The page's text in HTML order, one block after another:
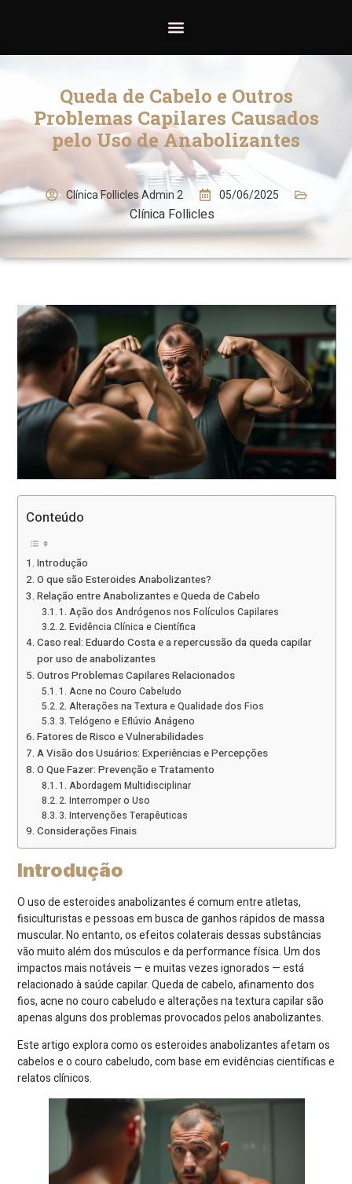
Queda de Cabelo e Outros
Problemas Capilares Causados
pelo Uso de Anabolizantes
Clínica Follicles Admin 2 05/06/2025
Clínica Follicles
Conteúdo
Introdução
O que são Esteroides Anabolizantes?
Relação entre Anabolizantes e Queda de Cabelo
1. Ação dos Andrógenos nos Folículos Capilares
2. Evidência Clínica e Científica
Caso real: Eduardo Costa e a repercussão da queda capilar
por uso de anabolizantes
Outros Problemas Capilares Relacionados
1. Acne no Couro Cabeludo
2. Alterações na Textura e Qualidade dos Fios
3. Telógeno e Eflúvio Anágeno
Fatores de Risco e Vulnerabilidades
A Visão dos Usuários: Experiências e Percepções
O Que Fazer: Prevenção e Tratamento
1. Abordagem Multidisciplinar
2. Interromper o Uso
3. Intervenções Terapêuticas
Considerações Finais
Introdução
O uso de esteroides anabolizantes é comum entre atletas,
fisiculturistas e pessoas em busca de ganhos rápidos de massa
muscular. No entanto, os efeitos colaterais dessas substâncias
vão muito além dos músculos e da performance física. Um dos
impactos mais notáveis — e muitas vezes ignorados — está
relacionado à saúde capilar. Queda de cabelo, afinamento dos
fios, acne no couro cabeludo e alterações na textura capilar são
apenas alguns dos problemas provocados pelos anabolizantes.
Este artigo explora como os esteroides anabolizantes afetam os
cabelos e o couro cabeludo, com base em evidências científicas e
relatos clínicos.